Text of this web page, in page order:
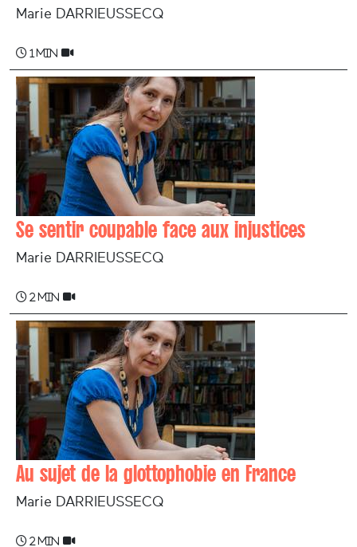
Marie DARRIEUSSECQ
1 min
Se sentir coupable face aux injustices
Marie DARRIEUSSECQ
2 min
Au sujet de la glottophobie en France
Marie DARRIEUSSECQ
2 min